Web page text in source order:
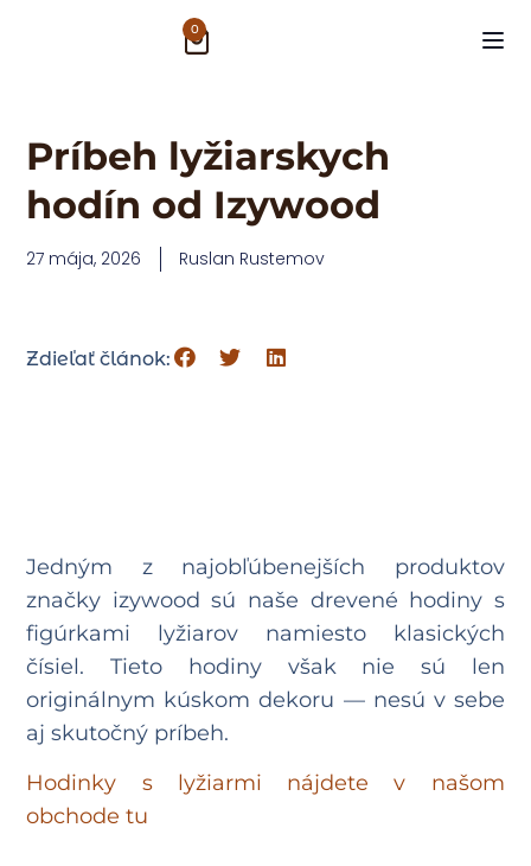
0
Príbeh lyžiarskych
hodín od Izywood
27 mája, 2026 Ruslan Rustemov
Zdieľať článok:
Jedným z najobľúbenejších produktov
značky izywood sú naše drevené hodiny s
figúrkami lyžiarov namiesto klasických
čísiel. Tieto hodiny však nie sú len
originálnym kúskom dekoru — nesú v sebe
aj skutočný príbeh.
Hodinky s lyžiarmi nájdete v našom
obchode tu